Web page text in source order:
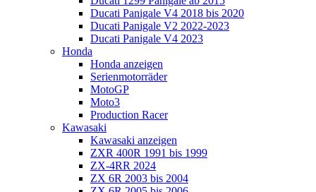
Ducati Panigale V4 2018 bis 2020
Ducati Panigale V2 2022-2023
Ducati Panigale V4 2023
Honda
Honda anzeigen
Serienmotorräder
MotoGP
Moto3
Production Racer
Kawasaki
Kawasaki anzeigen
ZXR 400R 1991 bis 1999
ZX-4RR 2024
ZX 6R 2003 bis 2004